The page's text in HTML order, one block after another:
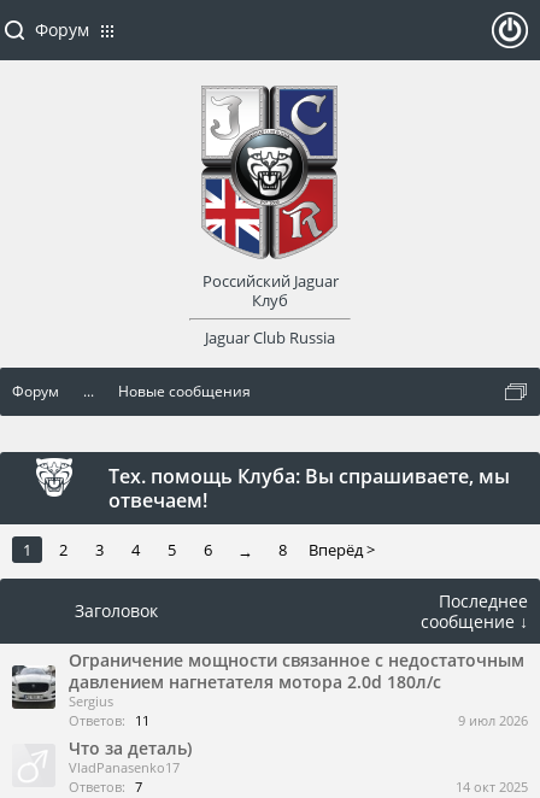
Форум ... Новые сообщения
Тех. помощь Клуба: Вы спрашиваете, мы
отвечаем!
1 2 3 4 5 6 → 8 Вперёд >
Заголовок
Последнее
сообщение ↓
Ограничение мощности связанное с недостаточным
давлением нагнетателя мотора 2.0d 180л/с
Sergius
Ответов:
11 9 июл 2026
Что за деталь)
VladPanasenko17
Ответов: 7 14 окт 2025
Форум
Российский Jaguar
Клуб
Jaguar Club Russia
оват